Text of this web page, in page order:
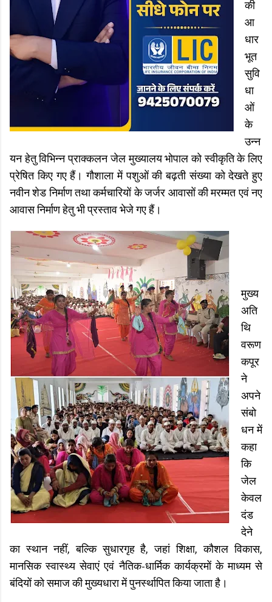
की
आ
धार
भूत
सुवि
धा
ओं
के
उन्न
यन हेतु विभिन्न प्राक्कलन जेल मुख्यालय भोपाल को स्वीकृति के लिए
प्रेषित किए गए हैं। गौशाला में पशुओं की बढ़ती संख्या को देखते हुए
नवीन शेड निर्माण तथा कर्मचारियों के जर्जर आवासों की मरम्मत एवं नए
आवास निर्माण हेतु भी प्रस्ताव भेजे गए हैं।
मुख्य
अति
थि
वरूण
कपूर
ने
अपने
संबो
धन में
कहा
कि
जेल
केवल
दंड
देने
का स्थान नहीं, बल्कि सुधारगृह है, जहां शिक्षा, कौशल विकास,
मानसिक स्वास्थ्य सेवाएं एवं नैतिक-धार्मिक कार्यक्रमों के माध्यम से
बंदियों को समाज की मुख्यधारा में पुनर्स्थापित किया जाता है।